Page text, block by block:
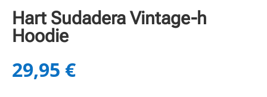
Hart Sudadera Vintage-h
Hoodie
29,95 €